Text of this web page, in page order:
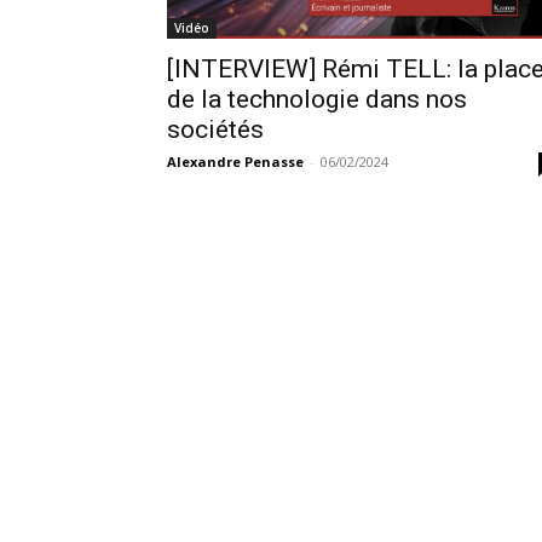
Vidéo
[INTERVIEW] Rémi TELL: la
de la technologie dans nos
sociétés
Alexandre Penasse - 06/02/2024